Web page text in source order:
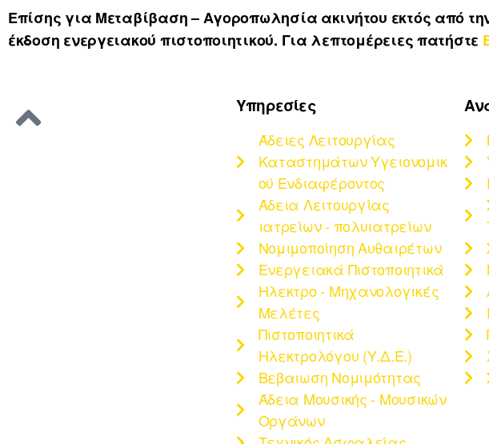
Επίσης για Μεταβίβαση – Αγοροπωλησία ακινήτου εκτός από
έκδοση ενεργειακού πιστοποιητικού. Για λεπτομέρειεςπατήστε
Υπηρεσίες
Άδειες Λειτουργίας
Καταστημάτων Υγειονομικ
ού Ενδιαφέροντος
Άδεια Λειτουργίας
ιατρείων - πολυιατρείων
Νομιμοποίηση Αυθαιρέτων
Ενεργειακά Πιστοποιητικά
Ηλεκτρο - Μηχανολογικές
Μελέτες
Πιστοποιητικά
Ηλεκτρολόγου (Υ.Δ.Ε.)
Βεβαιωση Νομιμότητας
Άδεια Μουσικής - Μουσικών
Οργάνων